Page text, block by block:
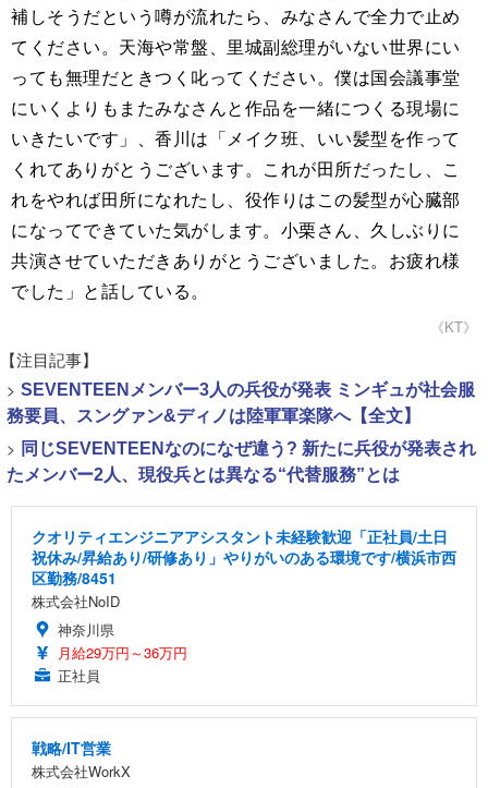
補しそうだという噂が流れたら、みなさんで全力で止め
てください。天海や常盤、里城副総理がいない世界にい
っても無理だときつく叱ってください。僕は国会議事堂
にいくよりもまたみなさんと作品を一緒につくる現場に
いきたいです」、香川は「メイク班、いい髪型を作って
くれてありがとうございます。これが田所だったし、こ
れをやれば田所になれたし、役作りはこの髪型が心臓部
になってできていた気がします。小栗さん、久しぶりに
共演させていただきありがとうございました。お疲れ様
でした」と話している。
《KT》
【注目記事】
> SEVENTEENメンバー3人の兵役が発表 ミンギュが社会服
務要員、スングァン&ディノは陸軍軍楽隊へ【全文】
> 同じSEVENTEENなのになぜ違う? 新たに兵役が発表され
たメンバー2人、現役兵とは異なる“代替服務”とは
クオリティエンジニアアシスタント未経験歓迎「正社員/土日
祝休み/昇給あり/研修あり」やりがいのある環境です/横浜市西
区勤務/8451
株式会社NoID
神奈川県
月給29万円～36万円
正社員
戦略/IT営業
株式会社WorkX